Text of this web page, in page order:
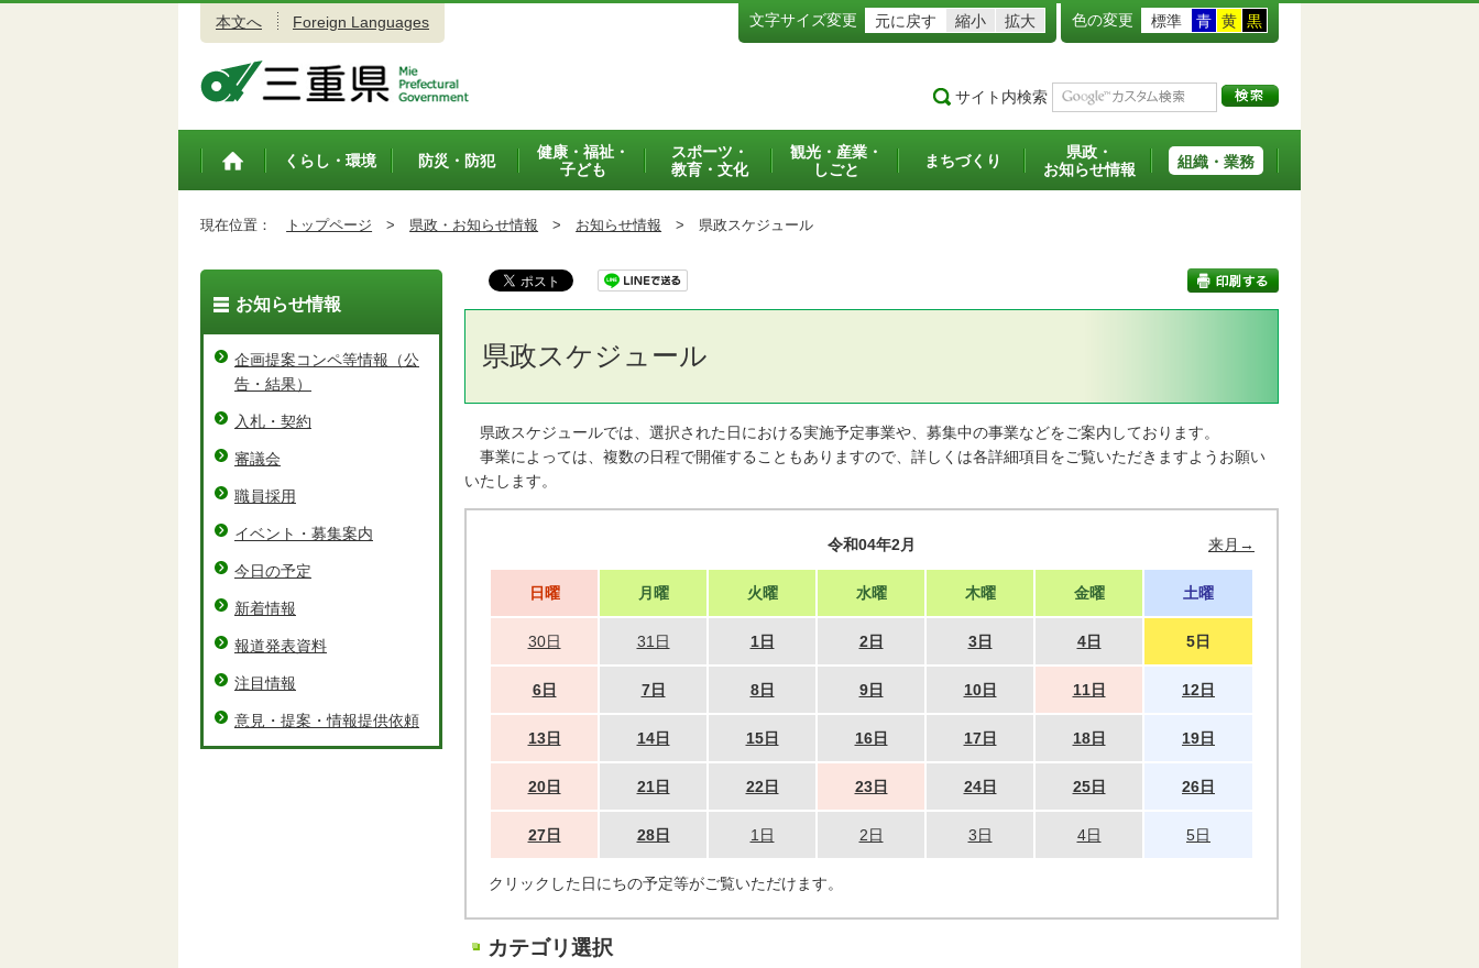
本文へ Foreign Languages 文字サイズ変更 元に戻す 縮小 拡大 色の変更 標準 青 黄 黒
サイト内検索
トップペ
くらし・環境 防災・防犯
健康・福祉・
子ども
スポーツ・
教育・文化
観光・産業・
しごと
まちづくり
県政・
お知らせ情報
組織・業務
現在位置： トップページ > 県政・お知らせ情報 > お知らせ情報 > 県政スケジュール
県政スケジュール
県政スケジュールでは、選択された日における実施予定事業や、募集中の事業などをご案内しております。
事業によっては、複数の日程で開催することもありますので、詳しくは各詳細項目をご覧いただきますようお願い
いたします。
令和04年2月 来月→
日曜 月曜 火曜 水曜 木曜 金曜 土曜
30日 31日 1日 2日 3日 4日 5日
6日 7日 8日 9日 10日 11日 12日
13日 14日 15日 16日 17日 18日 19日
20日 21日 22日 23日 24日 25日 26日
27日 28日 1日 2日 3日 4日 5日
クリックした日にちの予定等がご覧いただけます。
カテゴリ選択
お知らせ情報
企画提案コンペ等情報（公
告・結果）
入札・契約
審議会
職員採用
イベント・募集案内
今日の予定
新着情報
報道発表資料
注目情報
意見・提案・情報提供依頼